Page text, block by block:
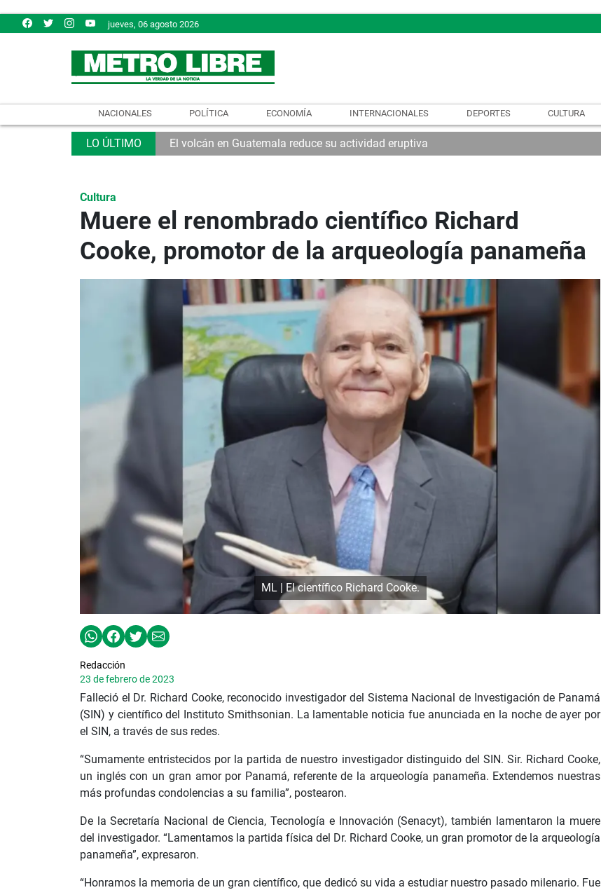
jueves, 06 agosto 2026
NACIONALES POLÍTICA ECONOMÍA INTERNACIONALES DEPORTES CULTURA
El volcán en Guatemala reduce su actividad eruptiva
Cultura
Muere el renombrado científico Richard
Cooke, promotor de la arqueología panameña
ML | El científico Richard Cooke.
Redacción
23 de febrero de 2023
Falleció el Dr. Richard Cooke, reconocido investigador del Sistema Nacional de Investigación de Panamá
(SIN) y científico del Instituto Smithsonian. La lamentable noticia fue anunciada en la noche de ayer por
el SIN, a través de sus redes.
“Sumamente entristecidos por la partida de nuestro investigador distinguido del SIN. Sir. Richard Cooke,
un inglés con un gran amor por Panamá, referente de la arqueología panameña. Extendemos nuestras
más profundas condolencias a su familia”, postearon.
De la Secretaría Nacional de Ciencia, Tecnología e Innovación (Senacyt), también lamentaron la muere
del investigador. “Lamentamos la partida física del Dr. Richard Cooke, un gran promotor de la arqueología
panameña”, expresaron.
“Honramos la memoria de un gran científico, que dedicó su vida a estudiar nuestro pasado milenario. Fue